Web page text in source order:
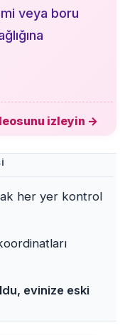
veya boru
izleyin →
her yer kontrol
evinize eski